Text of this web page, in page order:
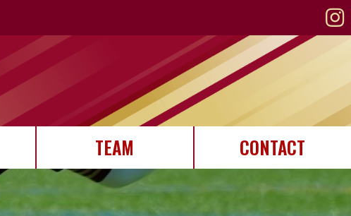
TEAM
選手紹介
STAFF紹介
CONTACT
メンバー募集
お問い合わせ